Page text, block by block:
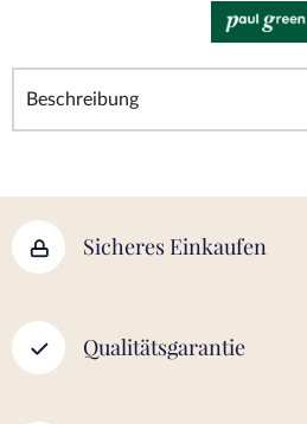
Beschreibung
Sicheres Einkaufen
Qualitätsgarantie